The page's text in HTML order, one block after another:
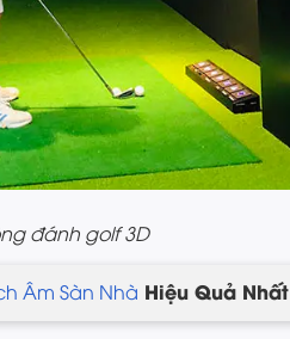
đánh golf 3D
Âm Sàn Nhà Hiệu Quả Nhất